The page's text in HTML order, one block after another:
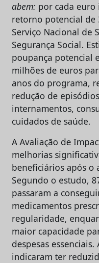
abem: por cada
retorno potencial de
Serviço Nacional de
Segurança Social.
poupança potencial
milhões de euros
anos do programa,
redução de
internamentos,
cuidados de saúde.
A Avaliação de
melhorias
beneficiários após o
Segundo o estudo,
passaram a
medicamentos
regularidade,
maior capacidade
despesas
indicaram ter